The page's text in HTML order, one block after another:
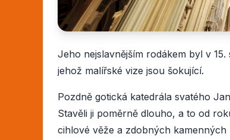
Jeho nejslavnějším rodákem byl v
jehož malířské vize jsou šokující.
Pozdně gotická katedrála svatého
Stavěli ji poměrně dlouho, a to od
cihlové věže a zdobných